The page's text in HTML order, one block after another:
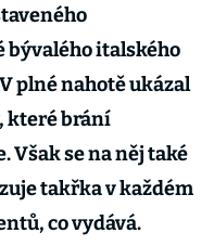
bývalého italského
plné nahotě ukázal
které brání
Však se na něj také
takřka v každém
co vydává.